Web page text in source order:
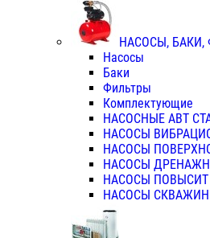
НАСОСЫ, БАКИ,
Насосы
Баки
Фильтры
Комплектующие
НАСОСНЫЕ АВТ
НАСОСЫ
НАСОСЫ
НАСОСЫ
НАСОСЫ
НАСОСЫ